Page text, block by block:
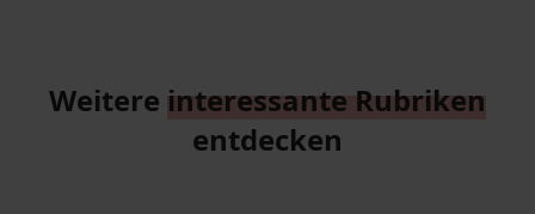
Weitere interessante Rubriken
entdecken